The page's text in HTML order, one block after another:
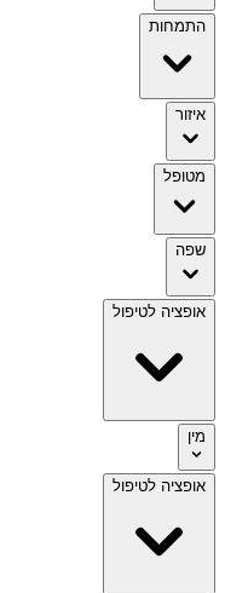
התמחות
איזור
מטופל
שפה
אופציה לטיפול
מין
אופציה לטיפול